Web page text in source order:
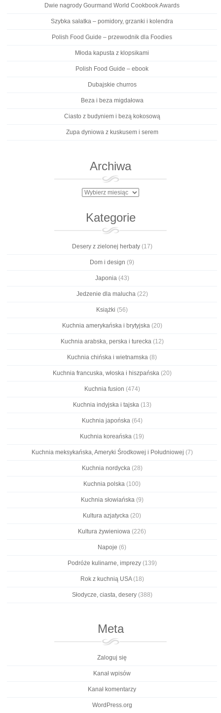
Dwie nagrody Gourmand World Cookbook Awards
Szybka sałatka – pomidory, grzanki i kolendra
Polish Food Guide – przewodnik dla Foodies
Młoda kapusta z klopsikami
Polish Food Guide – ebook
Dubajskie churros
Beza i beza migdałowa
Ciasto z budyniem i bezą kokosową
Zupa dyniowa z kuskusem i serem
Archiwa
Archiwa
Kategorie
Desery z zielonej herbaty(17)
Dom i design (9)
Japonia(43)
Jedzenie dla malucha(22)
Książki (56)
Kuchnia amerykańska i brytyjska(20)
Kuchnia arabska, perska i turecka(12)
Kuchnia chińska i wietnamska (8)
Kuchnia francuska, włoska i hiszpańska(20)
Kuchnia fusion (474)
Kuchnia indyjska i tajska(13)
Kuchnia japońska(64)
Kuchnia koreańska (19)
Kuchnia meksykańska, Ameryki Środkowej i Południowej (7)
Kuchnia nordycka(28)
Kuchnia polska (100)
Kuchnia słowiańska(9)
Kultura azjatycka (20)
Kultura żywieniowa (226)
Napoje (6)
Podróże kulinarne, imprezy(139)
Rok z kuchnią USA(18)
Słodycze, ciasta, desery(388)
Meta
Zaloguj się
Kanał wpisów
Kanał komentarzy
WordPress.org